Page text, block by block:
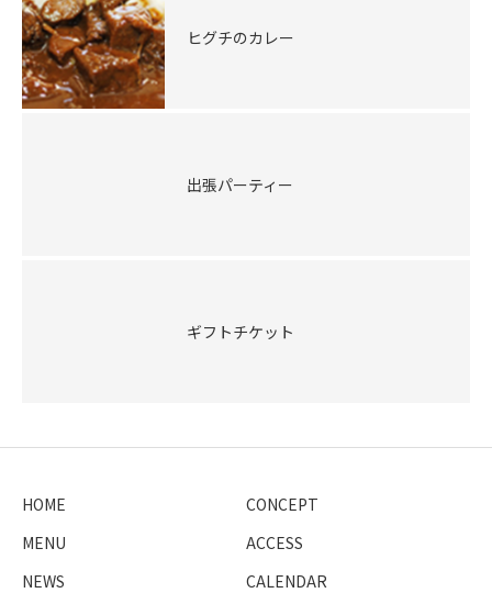
ヒグチのカレー
出張パーティー
ギフトチケット
HOME
CONCEPT
MENU
ACCESS
NEWS
CALENDAR